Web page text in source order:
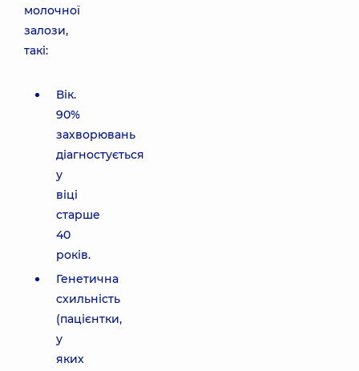
молочної
залози,
такі:
Вік.
90%
захворювань
діагностується
у
віці
старше
40
років.
Генетична
схильність
(пацієнтки,
у
яких